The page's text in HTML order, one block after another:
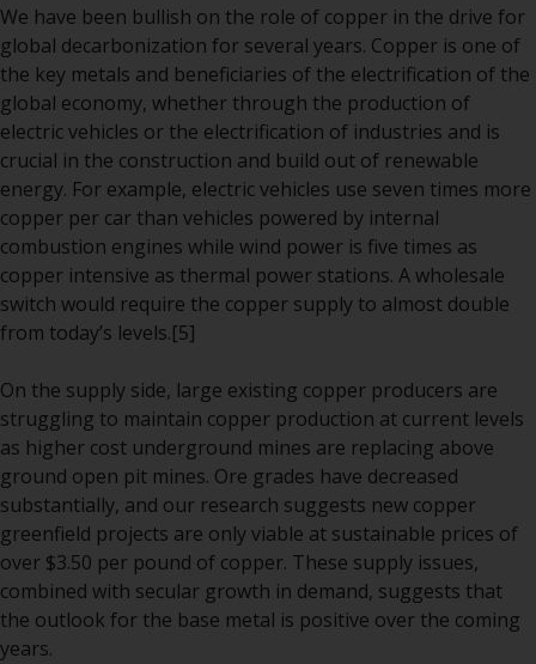
gestattet werden in einen 40-Act-
Fonds zu investieren,
vorbehaltlich der Erfüllung einer
erhöhten Sorgfaltspflicht.
Um festzustellen, ob ein 40-Act-
Fonds eine geeignete Anlage für
Sie ist, prüfen Sie sorgfältig die
Anlageziele, das Risiko sowie die
Gebühren und Ausgaben des
Fonds prüfen. Diese und andere
Informationen finden Sie im
telefonisch unter 1-855-RWC-
FUND erhältlich ist oder indem
Sie
https://www.redwheel.com/us/en/
and-documents/ besuchen. Bitte
lesen Sie den Verkaufsprospekt
sorgfältig durch, bevor Sie
investieren.
We have been bullish on the role of copper in the drive for
global decarbonization for several years. Copper is one of
the key metals and beneficiaries of the electrification of the
global economy, whether through the production of
electric vehicles or the electrification of industries and is
crucial in the construction and build out of renewable
energy. For example, electric vehicles use seven times more
copper per car than vehicles powered by internal
combustion engines while wind power is five times as
copper intensive as thermal power stations. A wholesale
switch would require the copper supply to almost double
from today’s levels.[5]
On the supply side, large existing copper producers are
struggling to maintain copper production at current levels
as higher cost underground mines are replacing above
ground open pit mines. Ore grades have decreased
substantially, and our research suggests new copper
greenfield projects are only viable at sustainable prices of
over $3.50 per pound of copper. These supply issues,
combined with secular growth in demand, suggests that
the outlook for the base metal is positive over the coming
years.